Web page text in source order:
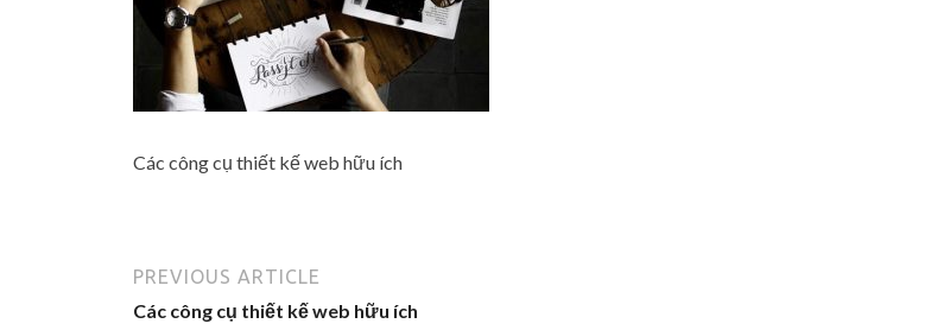
Các công cụ thiết kế web hữu ích
PREVIOUS ARTICLE
Các công cụ thiết kế web hữu ích